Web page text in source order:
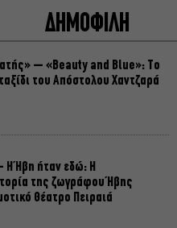
ΔΗΜΟΦΙΛΗ
– «Beauty and Blue»: Το
του Απόστολου Χαντζαρά
Ήβη ήταν εδώ: Η
της ζωγράφου Ήβης
Θέατρο Πειραιά